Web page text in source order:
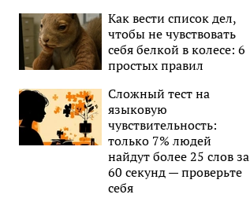
Как вести список дел,
чтобы не чувствовать
себя белкой в колесе: 6
простых правил
Сложный тест на
языковую
чувствительность:
только 7% людей
найдут более 25 слов за
60 секунд — проверьте
себя